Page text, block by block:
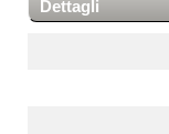
Dettagli